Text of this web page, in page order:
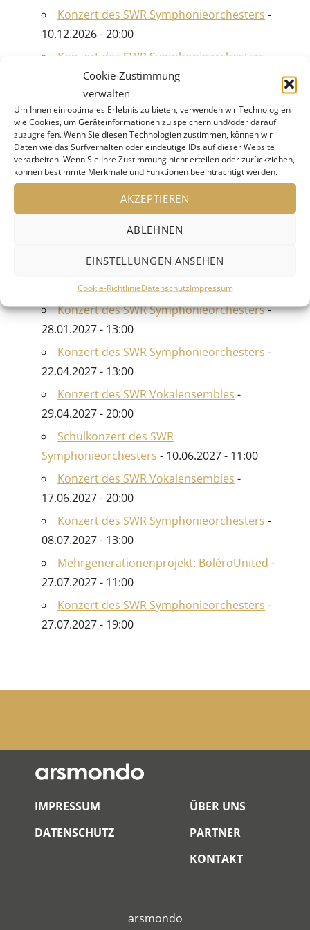
Cookie-Zustimmung
verwalten
Um Ihnen ein optimales Erlebnis zu bieten, verwenden wir Technologien
wie Cookies, um Geräteinformationen zu speichern und/oder darauf
zuzugreifen. Wenn Sie diesen Technologien zustimmen, können wir
Daten wie das Surfverhalten oder eindeutige IDs auf dieser Website
verarbeiten. Wenn Sie Ihre Zustimmung nicht erteilen oder zurückziehen,
können bestimmte Merkmale und Funktionen beeinträchtigt werden.
AKZEPTIEREN
ABLEHNEN
EINSTELLUNGEN ANSEHEN
Cookie-RichtlinieDatenschutzImpressum
Konzert des SWR Symphonieorchesters -
10.12.2026 - 20:00
Konzert des SWR Symphonieorchesters
11.12.2026 - 20:00
Konzert des SWR Vokalensembles
17.12.2026 - 20:00
Offene Probe mit dem SWR
Symphonieorchester- 13.01.2027 - 19:00
Konzert des SWR Symphonieorchesters-
14.01.2027 - 20:00
Konzert des SWR Symphonieorchesters
Konzert des SWR Symphonieorchesters
16.01.2027 - 20:00
Konzert des SWR Symphonieorchesters-
28.01.2027 - 13:00
Konzert des SWR Symphonieorchesters -
22.04.2027 - 13:00
Konzert des SWR Vokalensembles -
29.04.2027 - 20:00
Schulkonzert des SWR
Symphonieorchesters - 10.06.2027 - 11:00
Konzert des SWR Vokalensembles -
17.06.2027 - 20:00
Konzert des SWR Symphonieorchesters -
08.07.2027 - 13:00
Mehrgenerationenprojekt: BoléroUnited -
27.07.2027 - 11:00
Konzert des SWR Symphonieorchesters -
27.07.2027 - 19:00
IMPRESSUM
DATENSCHUTZ
ÜBER UNS
PARTNER
KONTAKT
arsmondo